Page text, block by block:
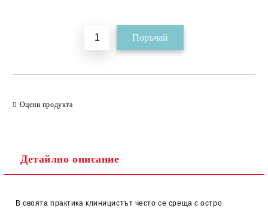
Оцени продукта
Детайлно описание
В своята практика клиницистът често се среща с остро